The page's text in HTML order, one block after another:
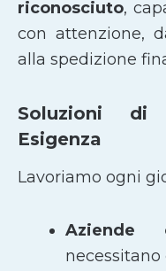
riconosciuto,
con attenzione,
alla spedizione
Soluzioni
Esigenza
Lavoriamo ogni
Aziende